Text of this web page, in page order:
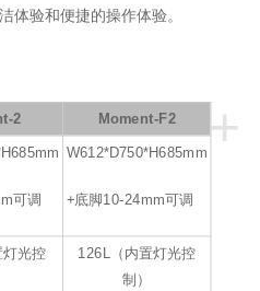
体验和便捷的操作体验。
+
2 Moment-F2
可调
W612*D750*H685mm
+底脚10-24mm可调
灯光控 126L（内置灯光控
制）